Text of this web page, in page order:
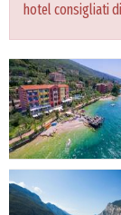
hotel consigliati